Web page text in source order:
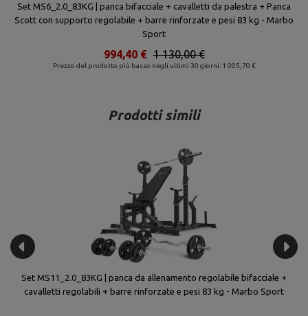
Set MS6_2.0_83KG | panca bifacciale + cavalletti da palestra + Panca
Scott con supporto regolabile + barre rinforzate e pesi 83 kg - Marbo
Sport
Prezzo del prodotto più basso negli ultimi 30 giorni: 1 005,70 €
1 130,00 €
994,40 €
Prodotti simili
Set MS11_2.0_83KG | panca da allenamento regolabile bifacciale +
cavalletti regolabili + barre rinforzate e pesi 83 kg - Marbo Sport